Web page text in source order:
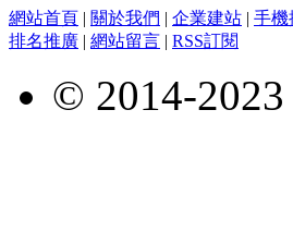
網站首頁 | 關於我們 | 企業建站 | 手機
排名推廣 | 網站留言 | RSS訂閱
© 2014-2023